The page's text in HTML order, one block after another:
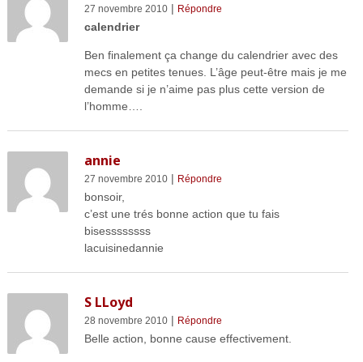
27 novembre 2010| Répondre
calendrier
Ben finalement ça change du calendrier avec des
mecs en petites tenues. L’âge peut-être mais je me
demande si je n’aime pas plus cette version de
l’homme….
annie
27 novembre 2010| Répondre
bonsoir,
c’est une trés bonne action que tu fais
bisessssssss
lacuisinedannie
S LLoyd
28 novembre 2010| Répondre
Belle action, bonne cause effectivement.